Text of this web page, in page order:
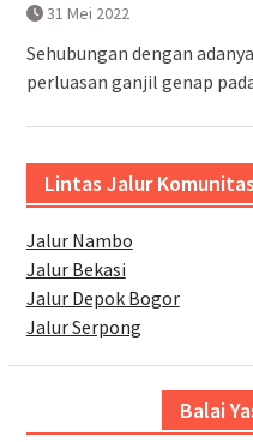
31 Mei 2022
Sehubungan dengan
perluasan ganjil genap
Lintas Jalur Komunitas
Jalur Nambo
Jalur Bekasi
Jalur Depok Bogor
Jalur Serpong
Balai